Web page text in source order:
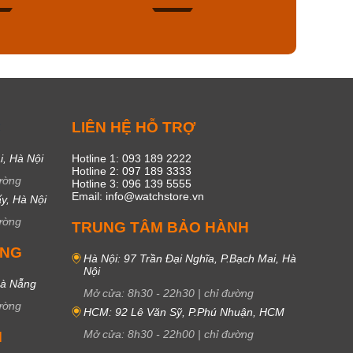
Hà Nội
Hà Nội
Nẵng
LIÊN HỆ HỖ TRỢ
Hotline 1: 093 189 2222
Hotline 2: 097 189 3333
Hotline 3: 096 139 5555
Email: info@watchstore.vn
TRUNG TÂM BẢO HÀNH
Hà Nội: 97 Trần Đại Nghĩa, P.Bạch Mai, Hà
Nội
Mở cửa: 8h30 - 22h30 | chỉ đường
HCM: 92 Lê Văn Sỹ, P.Phú Nhuận, HCM
Mở cửa: 8h30 - 22h00 | chỉ đường